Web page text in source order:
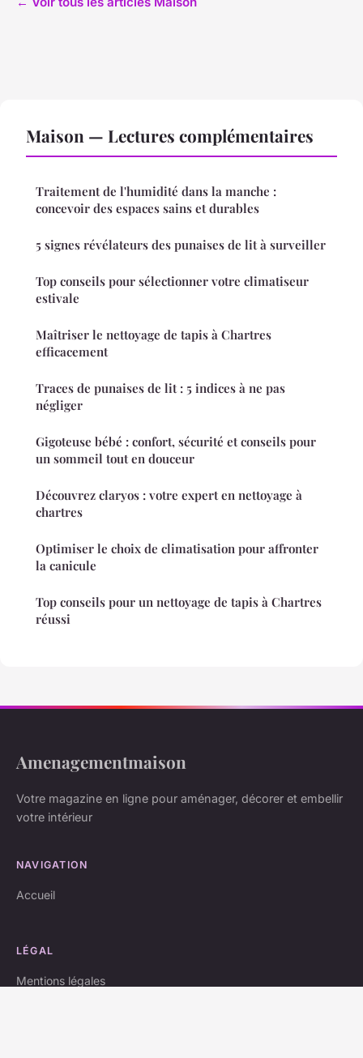
Maison — Lectures complémentaires
Traitement de l'humidité dans la manche :
concevoir des espaces sains et durables
5 signes révélateurs des punaises de lit à surveiller
Top conseils pour sélectionner votre climatiseur
estivale
Maîtriser le nettoyage de tapis à Chartres
efficacement
Traces de punaises de lit : 5 indices à ne pas
négliger
Gigoteuse bébé : confort, sécurité et conseils pour
un sommeil tout en douceur
Découvrez claryos : votre expert en nettoyage à
chartres
Optimiser le choix de climatisation pour affronter
la canicule
Top conseils pour un nettoyage de tapis à Chartres
réussi
Amenagementmaison
Votre magazine en ligne pour aménager, décorer et embellir
votre intérieur
NAVIGATION
Accueil
LÉGAL
Mentions légales